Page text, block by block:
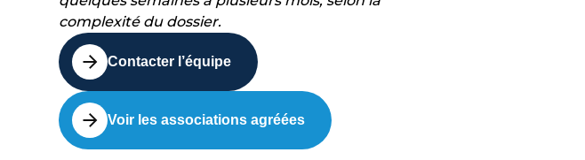
complexité du dossier.
Contacter l’équipe
Voir les associations agréées